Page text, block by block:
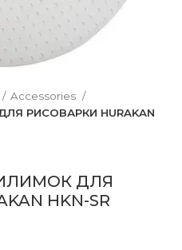
Accessories
РИСОВАРКИ HURAKAN
ДЛЯ
HKN-SR